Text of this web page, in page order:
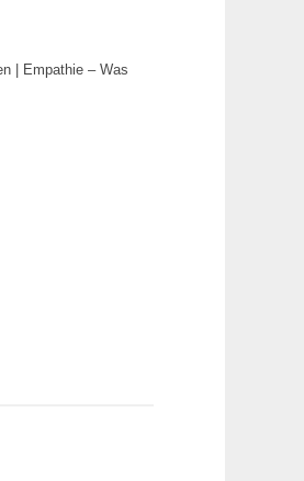
| Empathie – Was